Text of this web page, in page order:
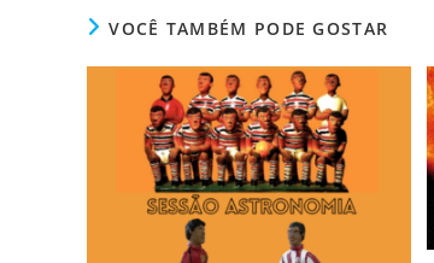
VOCÊ TAMBÉM PODE GOSTAR